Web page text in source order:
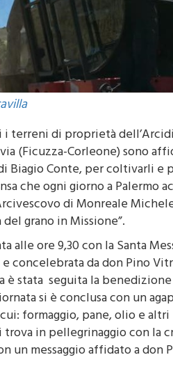
i terreni di proprietà
(Ficuzza-Corleone) sono
Biagio Conte, per coltivarli
che ogni giorno a Palermo
di Monreale
grano in Missione”.
alle ore 9,30 con la Santa
concelebrata da don Pino
è stata seguita la
si è conclusa con un
formaggio, pane, olio e
in pellegrinaggio con la
un messaggio affidato a don